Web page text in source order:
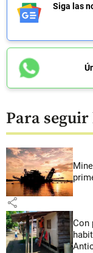
Siga las
Para
share
Con